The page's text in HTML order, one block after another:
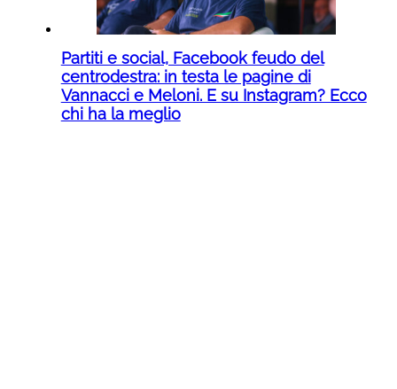
Partiti e social, Facebook feudo del
centrodestra: in testa le pagine di
Vannacci e Meloni. E su Instagram? Ecco
chi ha la meglio